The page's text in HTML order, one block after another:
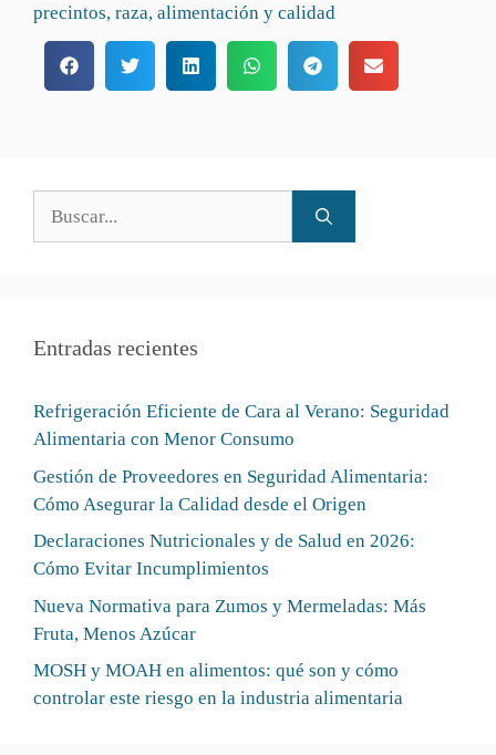
precintos, raza, alimentación y calidad
Entradas recientes
Refrigeración Eficiente de Cara al Verano: Seguridad
Alimentaria con Menor Consumo
Gestión de Proveedores en Seguridad Alimentaria:
Cómo Asegurar la Calidad desde el Origen
Declaraciones Nutricionales y de Salud en 2026:
Cómo Evitar Incumplimientos
Nueva Normativa para Zumos y Mermeladas: Más
Fruta, Menos Azúcar
MOSH y MOAH en alimentos: qué son y cómo
controlar este riesgo en la industria alimentaria